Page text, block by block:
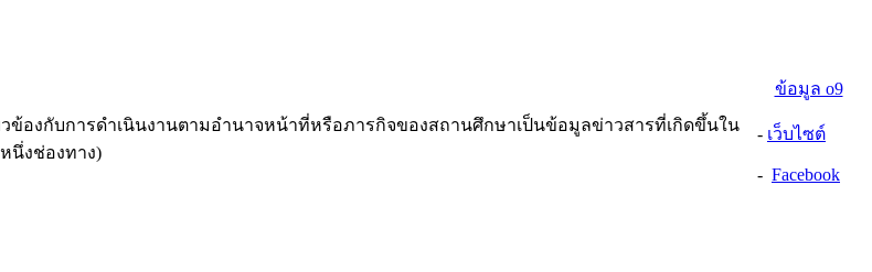
ข้องกับการดำเนินงานตามอำนาจหน้าที่หรือภารกิจของสถานศึกษาเป็นข้อมูลข่าวสารที่เกิดขึ้นใน
นึ่งช่องทาง)
ข้อมูล o9
- เว็บไซต์
- Facebook